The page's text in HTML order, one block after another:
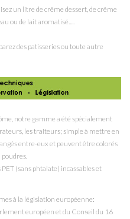
un litre de crême dessert, de crême
d'eau ou de lait aromatisé.....
des patisseries ou toute autre
notre gamme a été spécialement
les traiteurs; simple à mettre en
entre-eux et peuvent être colorés
(sans phtalate) incassables et
à la législation européenne:
européen et du Conseil du 16